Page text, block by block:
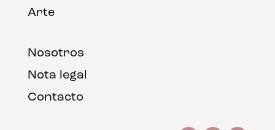
Arte
Nosotros
Nota legal
Contacto